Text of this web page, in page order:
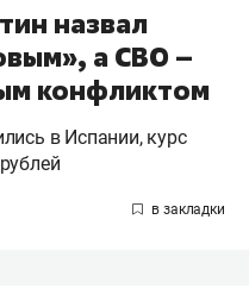
назвал
а СВО –
конфликтом
в Испании, курс